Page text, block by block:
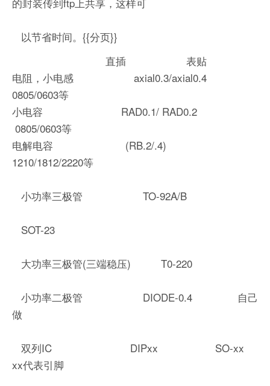
以节省时间。{{分页}}
直插 表贴
电阻，小电感 axial0.3/axial0.4
0805/0603等
小电容 RAD0.1/ RAD0.2
0805/0603等
电解电容 (RB.2/.4)
1210/1812/2220等
小功率三极管 TO-92A/B
SOT-23
大功率三极管(三端稳压) T0-220
小功率二极管 DIODE-0.4 自己
做
双列IC DIPxx SO-xx
xx代表引脚